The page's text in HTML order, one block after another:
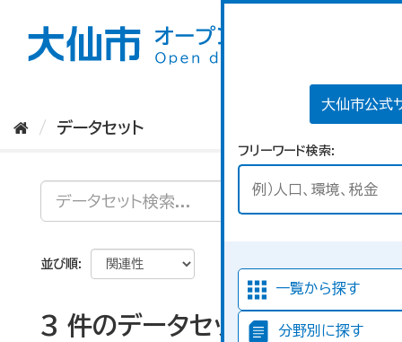
大仙市公式
フリーワード検索
一覧から探す
分野別に探す
データセット
並び順
3 件のデータセットが見つか